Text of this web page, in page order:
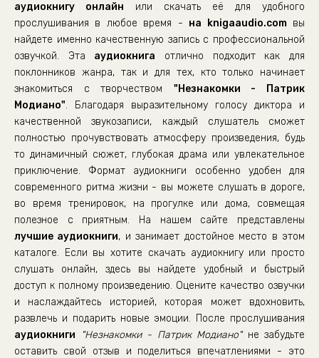
Neznakomki_24
Neznakomki_25
Neznakomki_26
Neznakomki_27
Neznakomki_29
Neznakomki_30
Neznakomki_31
Neznakomki_32
Neznakomki_33
Neznakomki_34
Neznakomki_35
Neznakomki_37
Neznakomki_38
Neznakomki_39
аудиокнигу онлайн или скачать её для удобного
прослушивания в любое время - на knigaaudio.comвы
найдете именно качественную запись с профессиональной
озвучкой. Эта аудиокнига отлично подходит как для
поклонников жанра, так и для тех, кто только начинает
знакомиться с творчеством "Незнакомки - Патрик
Модиано". Благодаря выразительному голосу диктора и
качественной звукозаписи, каждый слушатель сможет
полностью прочувствовать атмосферу произведения, будь
то динамичный сюжет, глубокая драма или увлекательное
приключение. Формат аудиокниги особенно удобен для
современного ритма жизни - вы можете слушать в дороге,
во время тренировок, на прогулке или дома, совмещая
полезное с приятным. На нашем сайте представлены
лучшие аудиокниги, и занимает достойное место в этом
каталоге. Если вы хотите скачать аудиокнигу или просто
слушать онлайн, здесь вы найдете удобный и быстрый
доступ к полному произведению. Оцените качество озвучки
и наслаждайтесь историей, которая может вдохновить,
развлечь и подарить новые эмоции. После прослушивания
аудиокниги
"Незнакомки - Патрик Модиано"не забудьте
оставить свой отзыв и поделиться впечатлениями - это